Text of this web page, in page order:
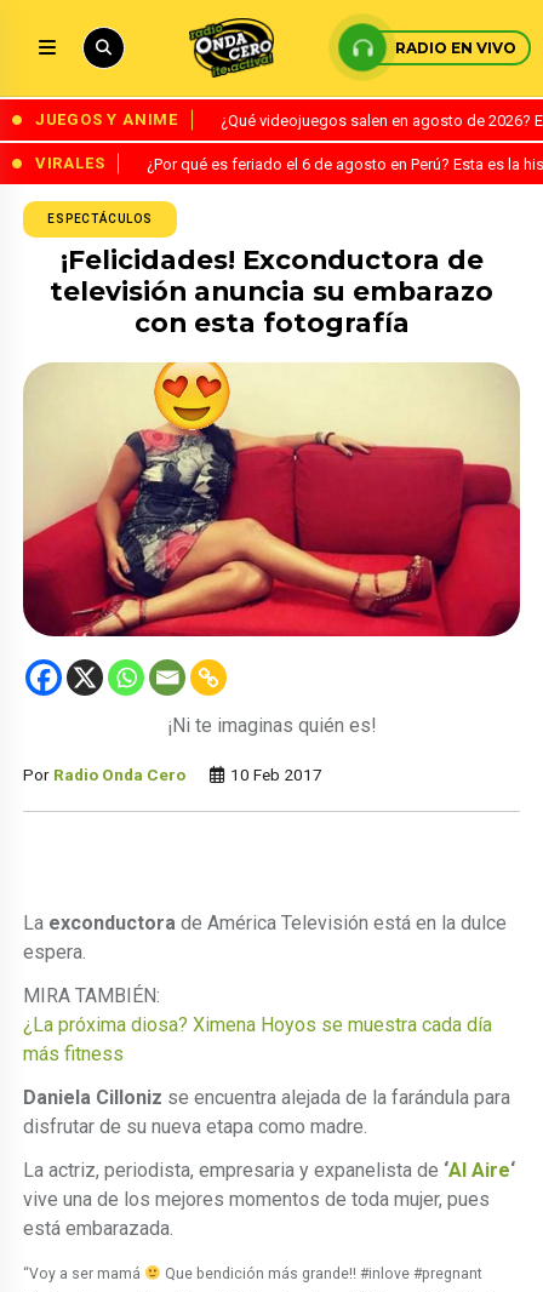
RADIO EN VIVO
JUEGOS Y ANIME ¿Qué videojuegos salen en agosto de
VIRALES ¿Por qué es feriado el 6 de agosto en Perú? Esta es la
ESPECTÁCULOS
¡Felicidades! Exconductora de
televisión anuncia su embarazo
con esta fotografía
¡Ni te imaginas quién es!
Por Radio Onda Cero 10 Feb 2017
La exconductora de América Televisión está en la dulce
espera.
MIRA TAMBIÉN:
¿La próxima diosa? Ximena Hoyos se muestra cada día
más fitness
Daniela Cilloniz se encuentra alejada de la farándula para
disfrutar de su nueva etapa como madre.
La actriz, periodista, empresaria y expanelista de ‘Al Aire‘
vive una de los mejores momentos de toda mujer, pues
está embarazada.
“Voy a ser mamá
Que bendición más grande!! #inlove #pregnant